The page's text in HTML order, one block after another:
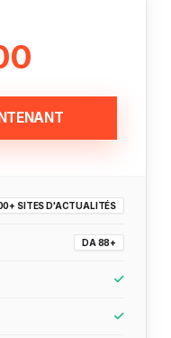
SITES D'ACTUALITÉS
DA 88+